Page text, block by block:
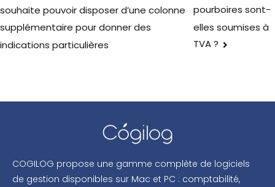
souhaite pouvoir disposer d’une colonne
supplémentaire pour donner des
indications particulières
pourboires sont-
elles soumises à
TVA ?
COGILOG propose une gamme complète de logiciels
de gestion disponibles sur Mac et PC : comptabilité,